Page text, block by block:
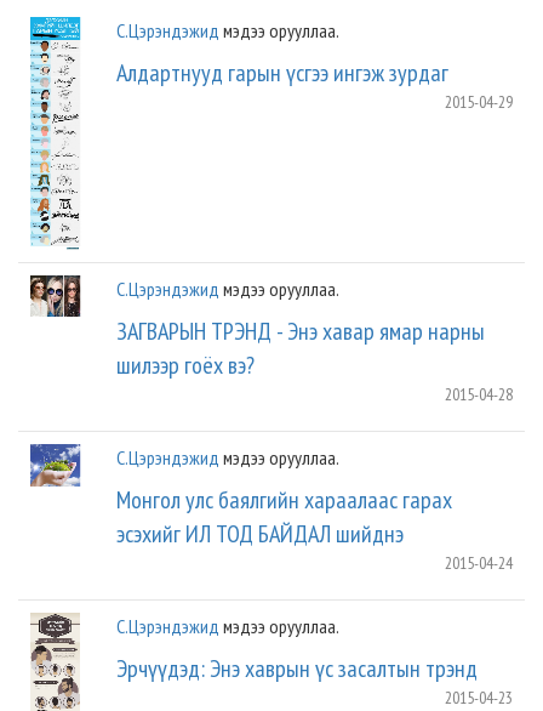
С.Цэрэндэжид мэдээ орууллаа.
Алдартнууд гарын үсгээ ингэж зурдаг
2015-04-29
С.Цэрэндэжид мэдээ орууллаа.
ЗАГВАРЫН ТРЭНД - Энэ хавар ямар нарны
шилээр гоёх вэ?
2015-04-28
С.Цэрэндэжид мэдээ орууллаа.
Монгол улс баялгийн хараалаас гарах
эсэхийг ИЛ ТОД БАЙДАЛ шийднэ
2015-04-24
С.Цэрэндэжид мэдээ орууллаа.
Эрчүүдэд: Энэ хаврын үс засалтын трэнд
2015-04-23